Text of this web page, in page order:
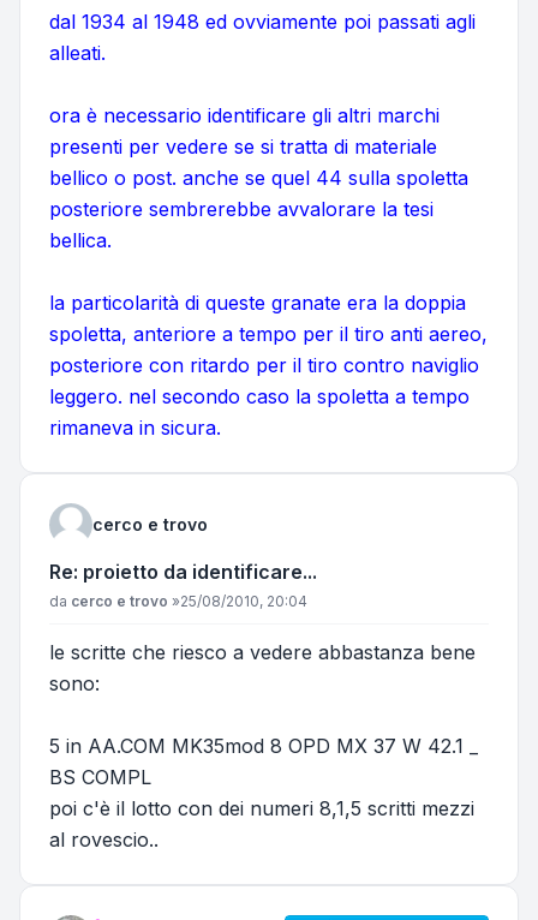
dal 1934 al 1948 ed ovviamente poi passati agli
alleati.
ora è necessario identificare gli altri marchi
presenti per vedere se si tratta di materiale
bellico o post. anche se quel 44 sulla spoletta
posteriore sembrerebbe avvalorare la tesi
bellica.
la particolarità di queste granate era la doppia
spoletta, anteriore a tempo per il tiro anti aereo,
posteriore con ritardo per il tiro contro naviglio
leggero. nel secondo caso la spoletta a tempo
rimaneva in sicura.
cerco e trovo
Re: proietto da identificare...
Messaggio
da cerco e trovo »25/08/2010, 20:04
le scritte che riesco a vedere abbastanza bene
sono:
5 in AA.COM MK35mod 8 OPD MX 37 W 42.1 _
BS COMPL
poi c'è il lotto con dei numeri 8,1,5 scritti mezzi
al rovescio..